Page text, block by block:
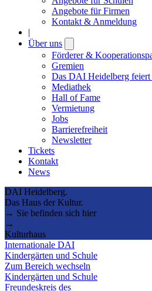
Angebote für Firmen
Kontakt & Anmeldung
|
Über uns
submenu
Förderer &
Gremien
Das DAI Heidelberg feiert
Mediathek
Hall of Fame
Vermietung
Jobs
Barrierefreiheit
Newsletter
Tickets
Kontakt
News
DAI Heidelberg.
Das Haus der Kultur.
→ Sie befinden sich hier
→
Kulturhaus
Internationale DAI
Kindergärten und Schule
Zum Bereich wechseln
Kindergärten und Schule
Freundeskreis des